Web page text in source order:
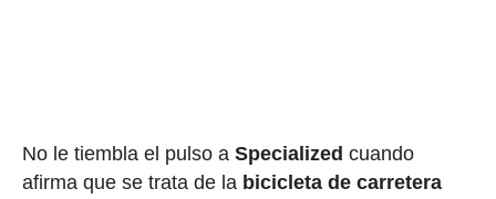
No le tiembla el pulso a Specialized cuando
afirma que se trata de labicicleta de carretera